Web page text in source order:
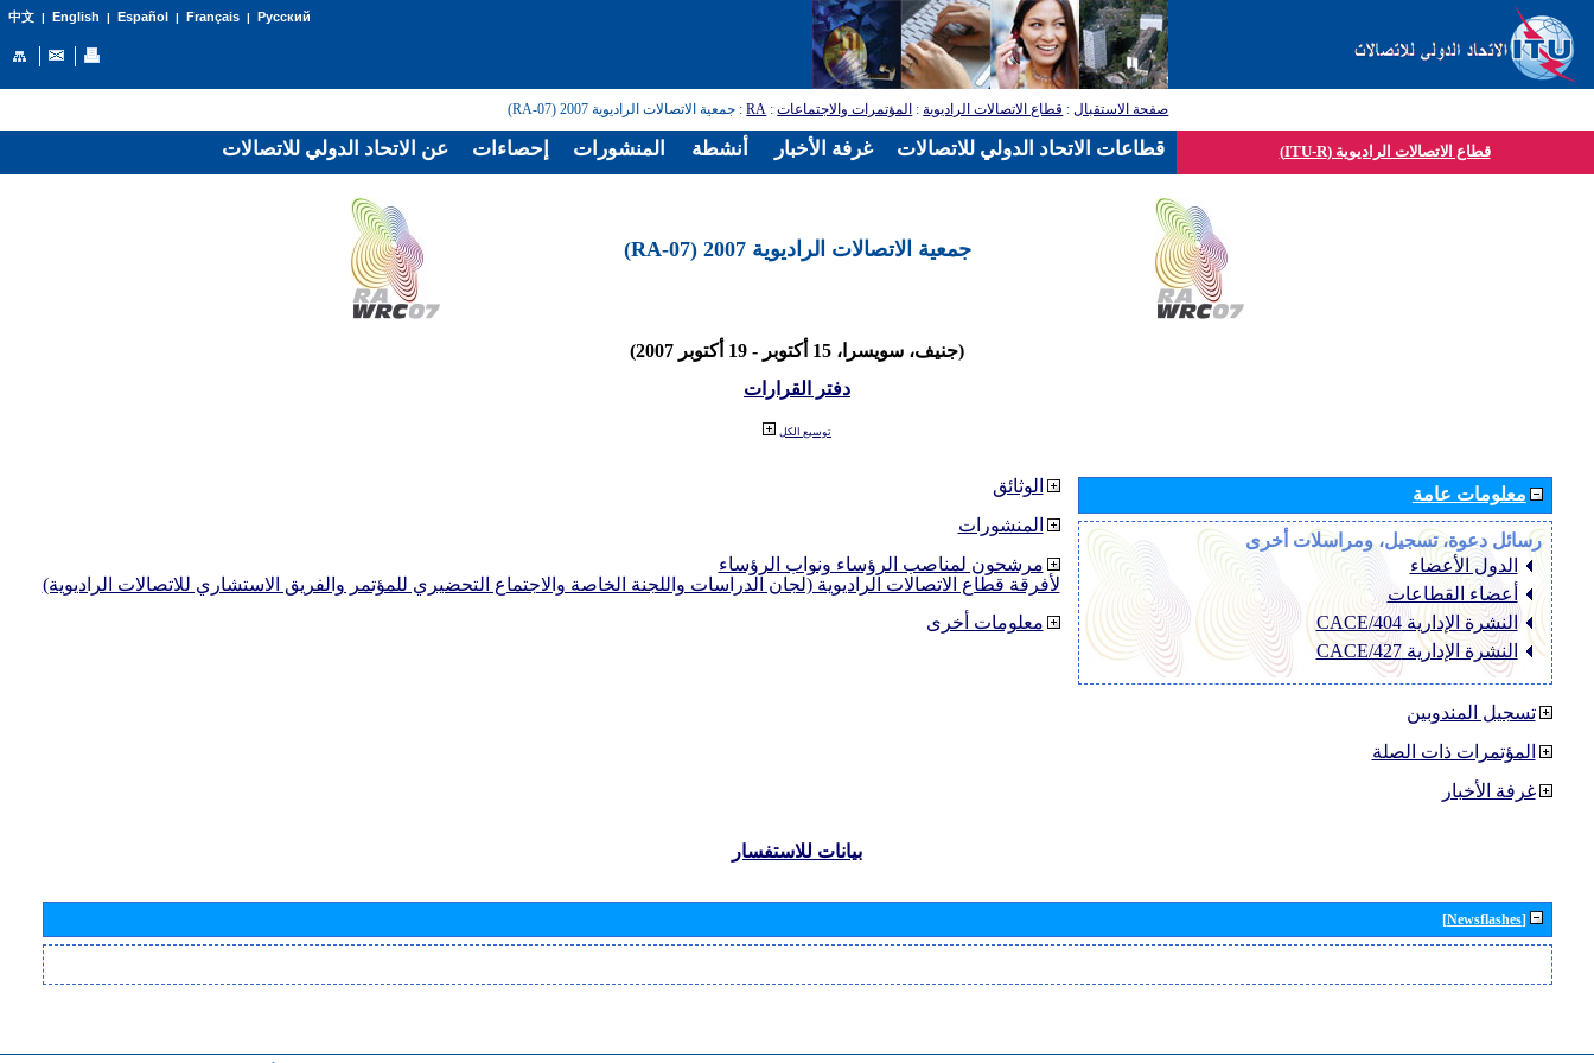
中文| English | Español | Français| Русский
صفحة الاستقبال: قطاع الاتصالات الراديوية: المؤتمرات والاجتماعات:
RA: جمعية الاتصالات الراديوية 2007 (RA-07)
قطاع الاتصالات الراديوية (ITU-R)
جمعية الاتصالات الراديوية 2007 (RA-07)
(جنيف، سويسرا، 15 أكتوبر - 19 أكتوبر 2007)
دفتر القرارات
توسيع الكل
الوثائق
المنشورات
مرشحون لمناصب الرؤساء ونواب الرؤساء
لأفرقة قطاع الاتصالات الراديوية (لجان الدراسات واللجنة الخاصة والاجتماع التحضيري للمؤتمر والفريق الاستشاري للاتصالات الراديوية)
معلومات أخرى
معلومات عامة
رسائل دعوة، تسجيل، ومراسلات أخرى
الدول الأعضاء
أعضاء القطاعات
النشرة الإدارية CACE/404
النشرة الإدارية CACE/427
تسجيل المندوبين
المؤتمرات ذات الصلة
غرفة الأخبار
بيانات للاستفسار
[Newsflashes]
عن الاتحاد الدولي للاتصالات إحصاءات المنشورات أنشطة غرفة الأخبار قطاعات الاتحاد الدولي للاتصالات